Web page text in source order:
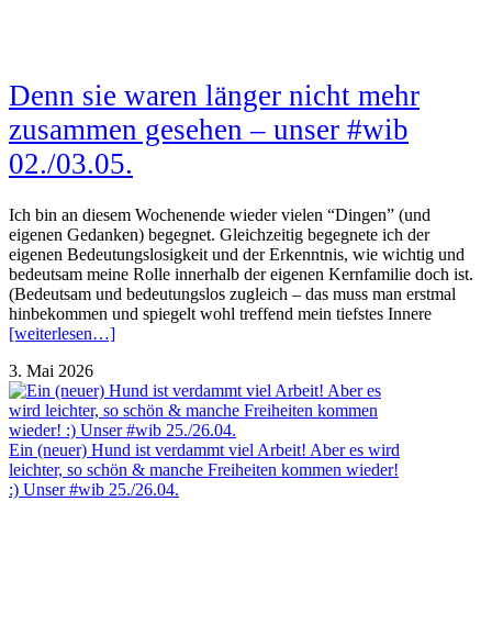
Denn sie waren länger nicht mehr
zusammen gesehen – unser #wib
02./03.05.
Ich bin an diesem Wochenende wieder vielen “Dingen” (und
eigenen Gedanken) begegnet. Gleichzeitig begegnete ich der
eigenen Bedeutungslosigkeit und der Erkenntnis, wie wichtig und
bedeutsam meine Rolle innerhalb der eigenen Kernfamilie doch ist.
(Bedeutsam und bedeutungslos zugleich – das muss man erstmal
hinbekommen und spiegelt wohl treffend mein tiefstes Innere
[weiterlesen…]
3. Mai 2026
Ein (neuer) Hund ist verdammt viel Arbeit! Aber es wird
leichter, so schön & manche Freiheiten kommen wieder!
:) Unser #wib 25./26.04.